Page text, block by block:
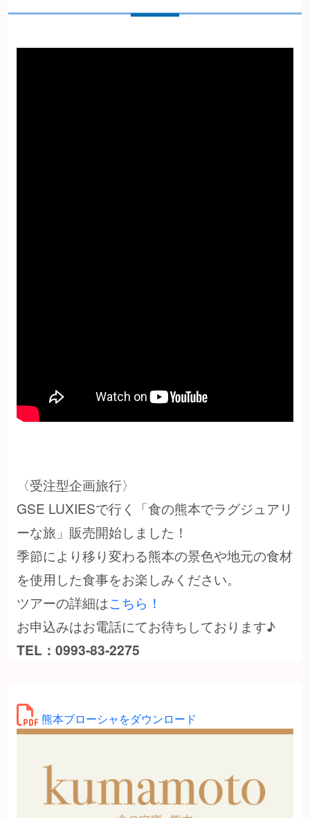
〈受注型企画旅行〉
GSE LUXIESで行く「食の熊本でラグジュアリ
ーな旅」販売開始しました！
季節により移り変わる熊本の景色や地元の食材
を使用した食事をお楽しみください。
ツアーの詳細はこちら！
お申込みはお電話にてお待ちしております♪
TEL：0993-83-2275
熊本ブローシャをダウンロード